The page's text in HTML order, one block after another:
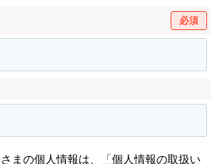
必須
まの個人情報は、
「個人情報の取扱い